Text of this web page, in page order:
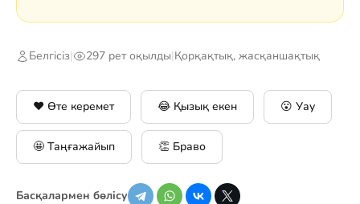
Белгісіз| 297 рет оқылды|Қорқақтық, жасқаншақтық
❤️ Өте керемет 😂 Қызық екен 😮 Уау
🤩 Таңғажайып 👏 Браво
Басқалармен бөлісу